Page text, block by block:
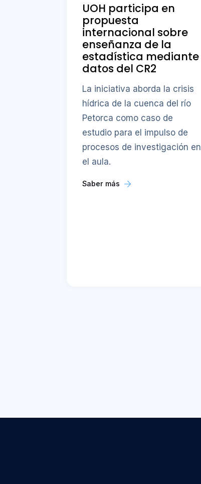
UOH participa en
propuesta
internacional sobre
enseñanza de la
estadística mediante
datos del CR2
La iniciativa aborda la crisis
hídrica de la cuenca del río
Petorca como caso de
estudio para el impulso de
procesos de investigación en
el aula.
Saber más